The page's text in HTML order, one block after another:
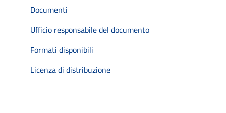
Documenti
Ufficio responsabile del documento
Formati disponibili
Licenza di distribuzione